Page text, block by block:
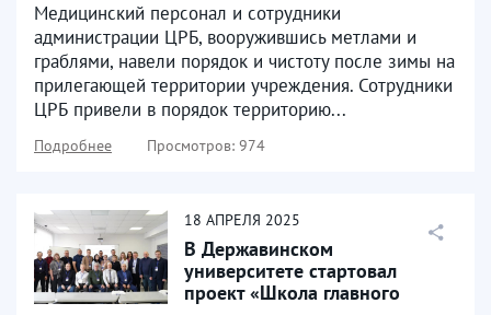
субботников
Медицинский персонал и сотрудники
администрации ЦРБ, вооружившись метлами и
граблями, навели порядок и чистоту после зимы на
прилегающей территории учреждения. Сотрудники
ЦРБ привели в порядок территорию...
Подробнее Просмотров: 974
18 АПРЕЛЯ 2025
В Державинском
университете стартовал
проект «Школа главного